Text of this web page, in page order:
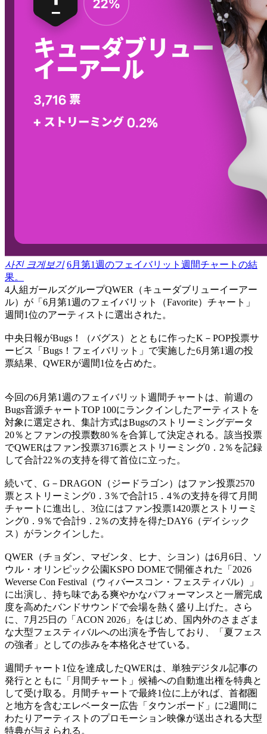
사진 크게보기 6月第1週のフェイバリット週間チャートの結
果。
4人組ガールズグループQWER（キューダブリューイーアー
ル）が「6月第1週のフェイバリット（Favorite）チャート」
週間1位のアーティストに選出された。
中央日報がBugs！（バグス）とともに作ったK－POP投票サ
ービス「Bugs！フェイバリット」で実施した6月第1週の投
票結果、QWERが週間1位を占めた。
今回の6月第1週のフェイバリット週間チャートは、前週の
Bugs音源チャートTOP 100にランクインしたアーティストを
対象に選定され、集計方式はBugsのストリーミングデータ
20％とファンの投票数80％を合算して決定される。該当投票
でQWERはファン投票3716票とストリーミング0．2％を記録
して合計22％の支持を得て首位に立った。
続いて、G－DRAGON（ジードラゴン）はファン投票2570
票とストリーミング0．3％で合計15．4％の支持を得て月間
チャートに進出し、3位にはファン投票1420票とストリーミ
ング0．9％で合計9．2％の支持を得たDAY6（デイシック
ス）がランクインした。
QWER（チョダン、マゼンタ、ヒナ、シヨン）は6月6日、ソ
ウル・オリンピック公園KSPO DOMEで開催された「2026
Weverse Con Festival（ウィバースコン・フェスティバル）」
に出演し、持ち味である爽やかなパフォーマンスと一層完成
度を高めたバンドサウンドで会場を熱く盛り上げた。さら
に、7月25日の「ACON 2026」をはじめ、国内外のさまざま
な大型フェスティバルへの出演を予告しており、「夏フェス
の強者」としての歩みを本格化させている。
週間チャート1位を達成したQWERは、単独デジタル記事の
発行とともに「月間チャート」候補への自動進出権を特典と
して受け取る。月間チャートで最終1位に上がれば、首都圏
と地方を含むエレベーター広告「タウンボード」に2週間に
わたりアーティストのプロモーション映像が送出される大型
特典が与えられる。